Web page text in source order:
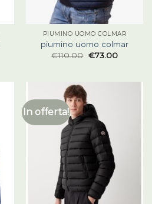
PIUMINO UOMO COLMAR
piumino uomo colmar
€110.00 €73.00
In offerta!